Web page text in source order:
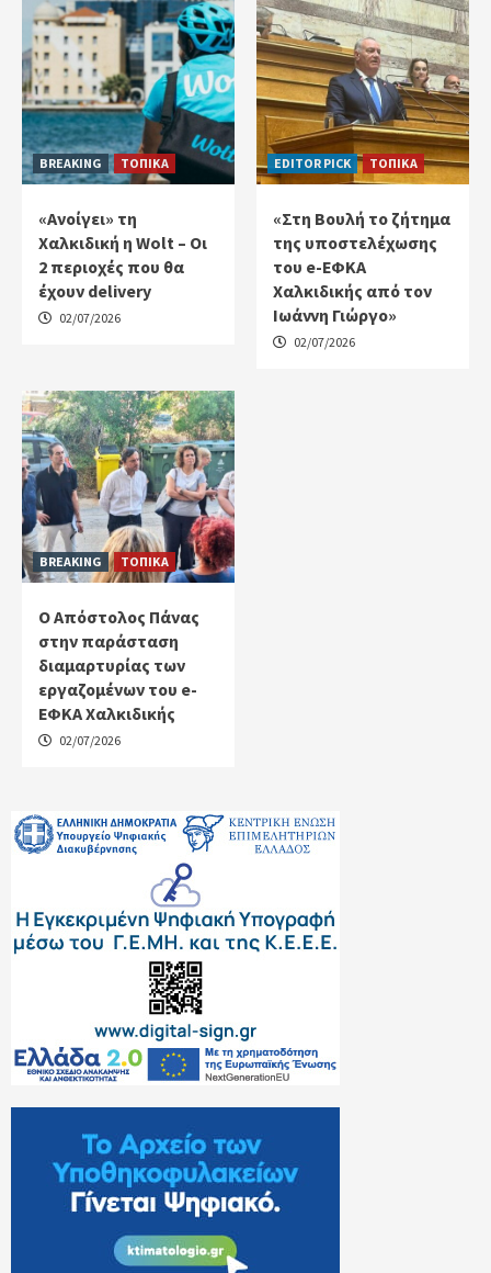
BREAKING ΤΟΠΙΚΑ
«Ανοίγει» τη
Χαλκιδική η Wolt – Οι
2 περιοχές που θα
έχουν delivery
02/07/2026
EDITOR PICK ΤΟΠΙΚΑ
«Στη Βουλή το ζήτημα
της υποστελέχωσης
του e-ΕΦΚΑ
Χαλκιδικής από τον
Ιωάννη Γιώργο»
02/07/2026
BREAKING ΤΟΠΙΚΑ
Ο Απόστολος Πάνας
στην παράσταση
διαμαρτυρίας των
εργαζομένων του e-
ΕΦΚΑ Χαλκιδικής
02/07/2026